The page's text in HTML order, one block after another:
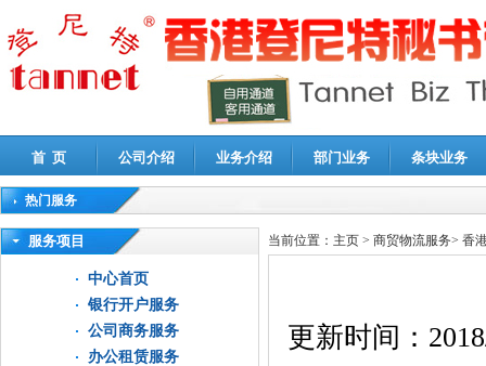
首 页 公司介绍 业务介绍 部门业务 条块业务
热门服务
高新技术企业认定审计|企业所得税汇算清缴申报鉴证
服务项目
中心首页
银行开户服务
公司商务服务
办公租赁服务
当前位置： 主页 > 商贸物流服务> 香
更新时间：